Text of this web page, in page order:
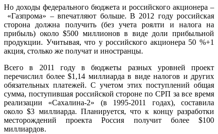
Но доходы федерального бюджета и российского акционера –
«Газпрома» – впечатляют больше. В 2012 году российская
сторона должна получить (без учета роялти и налога на
прибыль) около $500 миллионов в виде доли прибыльной
продукции. Учитывая, что у российского акционера 50 %+1
акция, столько же получат и иностранцы.
Всего в 2011 году в бюджеты разных уровней проект
перечислил более $1,14 миллиарда в виде налогов и других
обязательных платежей. С учетом этих поступлений общая
сумма, поступившая российской стороне по СРП за все время
реализации «Сахалина-2» (в 1995-2011 годах), составила
около $3 миллиарда. Планируется, что к концу разработки
месторождений проекта Россия получит более $100
миллиардов.